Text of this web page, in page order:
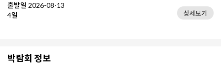
출발일 2026-08-13
4일
상세보기
박람회 정보